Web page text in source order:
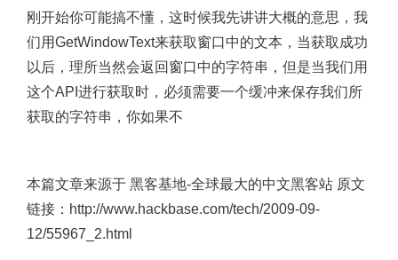
刚开始你可能搞不懂，这时候我先讲讲大概的意思，我
们用GetWindowText来获取窗口中的文本，当获取成功
以后，理所当然会返回窗口中的字符串，但是当我们用
这个API进行获取时，必须需要一个缓冲来保存我们所
获取的字符串，你如果不
本篇文章来源于 黑客基地-全球最大的中文黑客站 原文
链接：http://www.hackbase.com/tech/2009-09-
12/55967_2.html